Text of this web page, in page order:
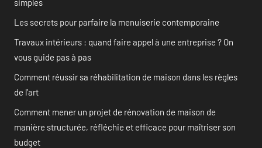
simples
Les secrets pour parfaire la menuiserie contemporaine
Travaux intérieurs : quand faire appel à une entreprise ? On
vous guide pas à pas
Comment réussir sa réhabilitation de maison dans les règles
de l’art
Comment mener un projet de rénovation de maison de
manière structurée, réfléchie et efficace pour maîtriser son
budget